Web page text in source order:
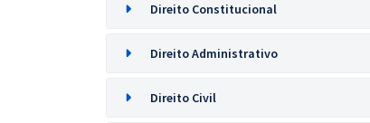
Direito Constitucional
Direito Administrativo
Direito Civil